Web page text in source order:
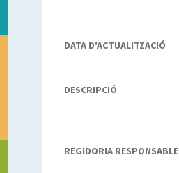
DATA D'ACTUALITZACIÓ
DESCRIPCIÓ
REGIDORIA RESPONSABLE